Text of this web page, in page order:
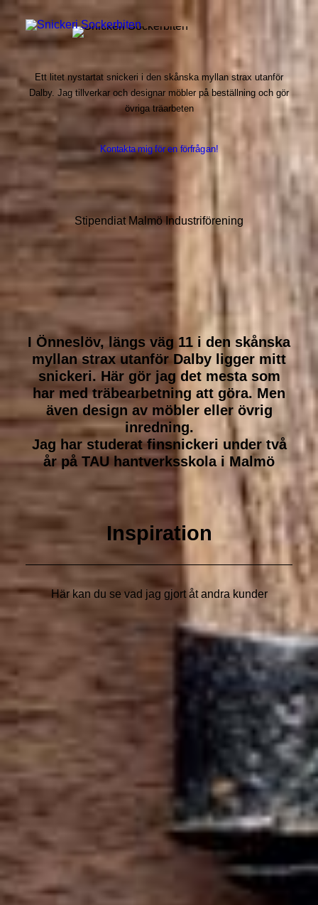
Ett litet nystartat snickeri i den skånska myllan strax utanför
Dalby. Jag tillverkar och designar möbler på beställning och gör
övriga träarbeten
Kontakta mig för en förfrågan!
Stipendiat Malmö Industriförening
I Önneslöv, längs väg 11 i den skånska
myllan strax utanför Dalby ligger mitt
snickeri. Här gör jag det mesta som
har med träbearbetning att göra. Men
även design av möbler eller övrig
inredning.
Jag har studerat finsnickeri under två
år på TAU hantverksskola i Malmö
Inspiration
Här kan du se vad jag gjort åt andra kunder